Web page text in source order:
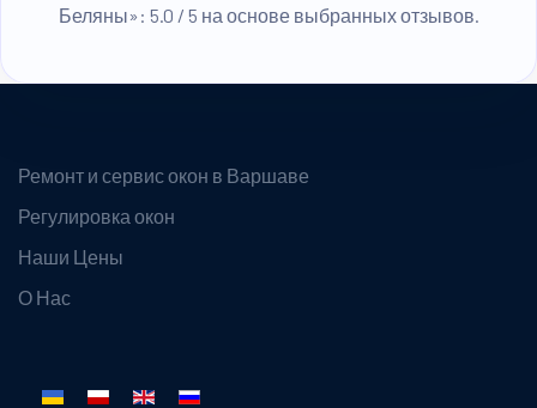
Беляны»: 5.0 / 5 на основе выбранных отзывов.
Ремонт и сервис окон в Варшаве
Регулировка окон
Наши Цены
О Нас
Выберите язык